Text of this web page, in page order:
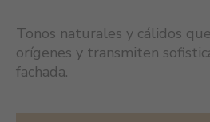
Tonos naturales y cálidos
orígenes y transmiten
fachada.